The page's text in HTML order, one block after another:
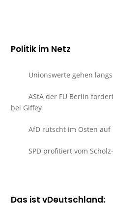
Politik im Netz
Unionswerte gehen
AStA der FU Berlin
bei Giffey
AfD rutscht im Osten auf
SPD profitiert vom
Das ist vDeutschland: